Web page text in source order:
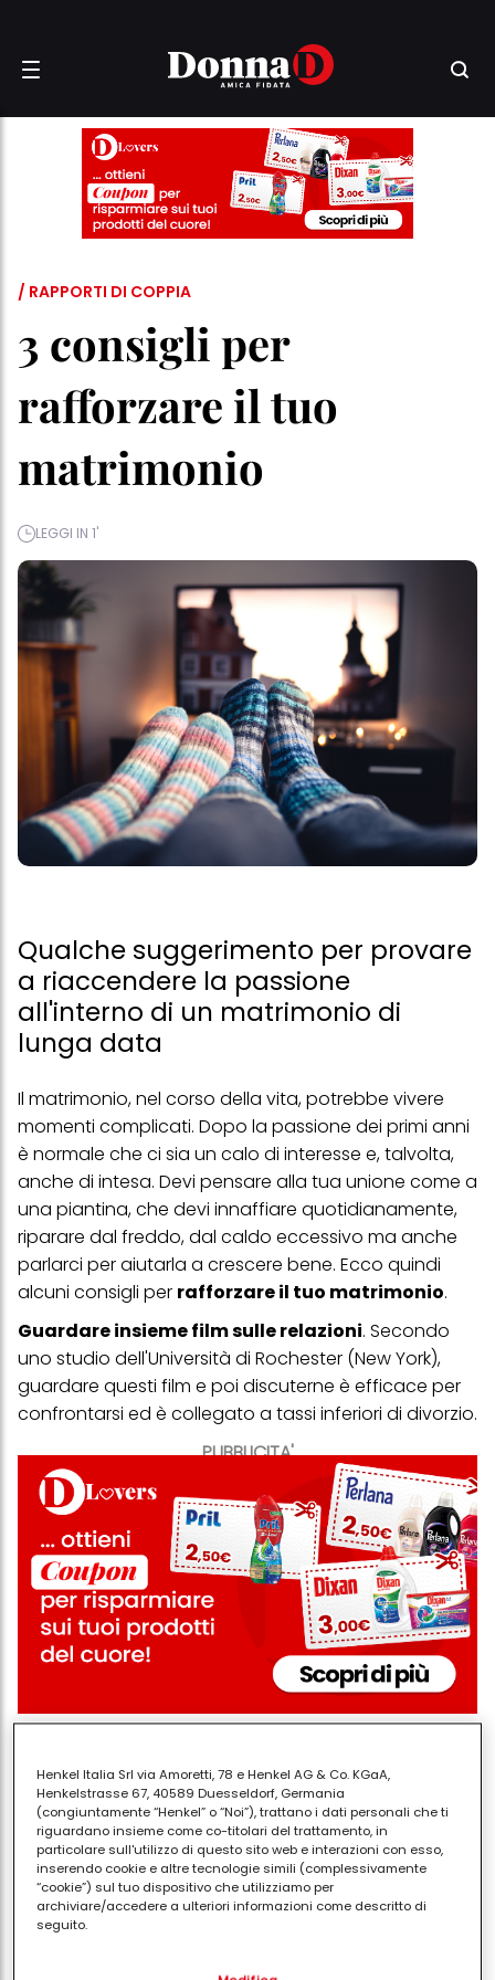
/ RAPPORTI DI COPPIA
3 consigli per
rafforzare il tuo
matrimonio
LEGGI IN 1'
Qualche suggerimento per provare
a riaccendere la passione
all'interno di un matrimonio di
lunga data
PUBBLICITA'
Il matrimonio, nel corso della vita, potrebbe vivere
momenti complicati. Dopo la passione dei primi anni
è normale che ci sia un calo di interesse e, talvolta,
anche di intesa. Devi pensare alla tua unione come a
una piantina, che devi innaffiare quotidianamente,
riparare dal freddo, dal caldo eccessivo ma anche
parlarci per aiutarla a crescere bene. Ecco quindi
alcuni consigli per rafforzare il tuo matrimonio.
Guardare insieme film sulle relazioni. Secondo
uno studio dell'Università di Rochester (New York),
guardare questi film e poi discuterne è efficace per
confrontarsi ed è collegato a tassi inferiori di divorzio.
Northwestern University di Evanston, Illinois, le coppie
che hanno messo per iscritto i propri conflitti sono
riuscite a risolverli più facilmente. I ricercatori credono
che sia perché la scrittura è stato in grado di
raccogliere nuove intuizioni sui disaccordi o
comprendere meglio i loro coniugi dopo aver
Henkel Italia Srl via Amoretti, 78 e Henkel AG & Co. KGaA,
Henkelstrasse 67, 40589 Duesseldorf, Germania
(congiuntamente “Henkel” o “Noi”), trattano i dati personali che ti
riguardano insieme come co-titolari del trattamento, in
particolare sull'utilizzo di questo sito web e interazioni con esso,
inserendo cookie e altre tecnologie simili (complessivamente
“cookie”) sul tuo dispositivo che utilizziamo per
archiviare/accedere a ulteriori informazioni come descritto di
seguito.